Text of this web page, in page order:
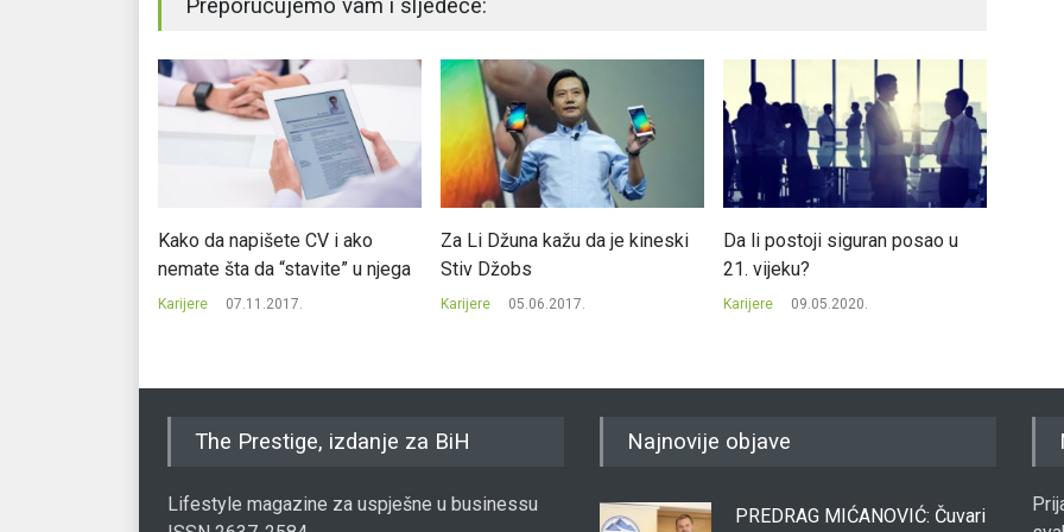
Preporučujemo vam i sljedeće:
Kako da napišete CV i ako
nemate šta da “stavite” u njega
Karijere 07.11.2017.
Za Li Džuna kažu da je kineski
Stiv Džobs
Karijere 05.06.2017.
Da li postoji siguran posao u
21. vijeku?
Karijere 09.05.2020.
The Prestige, izdanje za BiH
Lifestyle magazine za uspješne u businessu
Najnovije objave
PREDRAG MIĆANOVIĆ: Čuvari